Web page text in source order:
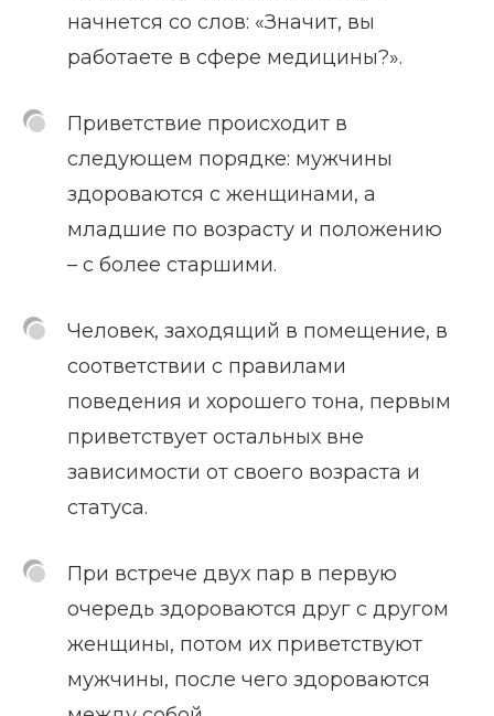
начнется со слов: «Значит, вы
работаете в сфере медицины?».
Приветствие происходит в
следующем порядке: мужчины
здороваются с женщинами, а
младшие по возрасту и положению
– с более старшими.
Человек, заходящий в помещение, в
соответствии с правилами
поведения и хорошего тона, первым
приветствует остальных вне
зависимости от своего возраста и
статуса.
При встрече двух пар в первую
очередь здороваются друг с другом
женщины, потом их приветствуют
мужчины, после чего здороваются